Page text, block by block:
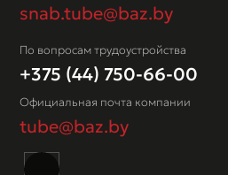
snab.tube@baz.by
По вопросам трудоустройства
+375 (44) 750-66-00
Официальная почта компании
tube@baz.by